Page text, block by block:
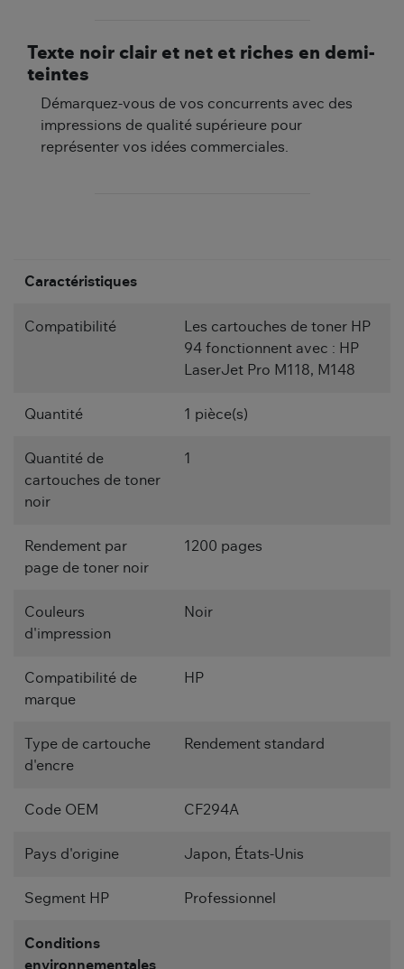
Texte noir clair et net et riches en demi-
teintes
Démarquez-vous de vos concurrents avec des
impressions de qualité supérieure pour
représenter vos idées commerciales.
Caractéristiques
Compatibilité
Les cartouches de toner HP
94 fonctionnent avec : HP
LaserJet Pro M118, M148
Quantité 1 pièce(s)
Quantité de
cartouches de toner
noir
1
Rendement par
page de toner noir
1200 pages
Couleurs
d'impression
Noir
Compatibilité de
marque
HP
Type de cartouche
d'encre
Rendement standard
Code OEM CF294A
Pays d'origine Japon, États-Unis
Segment HP Professionnel
Conditions
environnementales